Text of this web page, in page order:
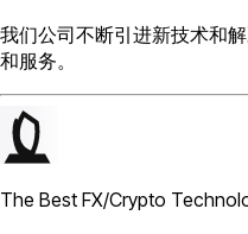
我们公司不断引进新技术和
和服务。
The Best FX/Crypto